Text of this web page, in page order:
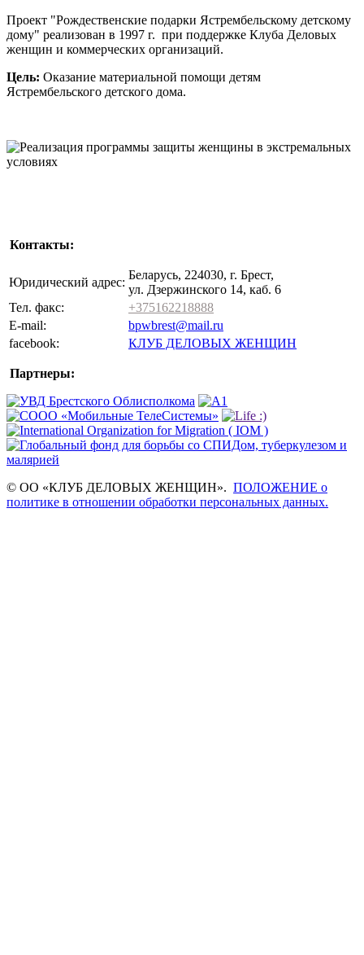
Проект "Рождественские подарки Ястрембельскому детскому
дому" реализован в 1997 г. при поддержке Клуба Деловых
женщин и коммерческих организаций.
Цель: Оказание материальной помощи детям
Ястрембельского детского дома.
Контакты:
Юридический адрес:
Беларусь, 224030, г. Брест,
ул. Дзержинского 14, каб. 6
Тел. факс:
+375162218888
E-mail:
bpwbrest@mail.ru
facebook:
КЛУБ ДЕЛОВЫХ ЖЕНЩИН
Партнеры:
© ОО «КЛУБ ДЕЛОВЫХ ЖЕНЩИН». ПОЛОЖЕНИЕ о
политике в отношении обработки персональных данных.